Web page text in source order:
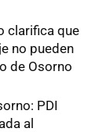
clarifica que
no pueden
de Osorno
PDI
al